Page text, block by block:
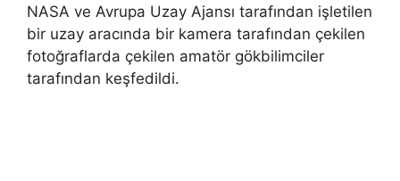
NASA ve Avrupa Uzay Ajansı tarafından işletilen
bir uzay aracında bir kamera tarafından çekilen
fotoğraflarda çekilen amatör gökbilimciler
tarafından keşfedildi.